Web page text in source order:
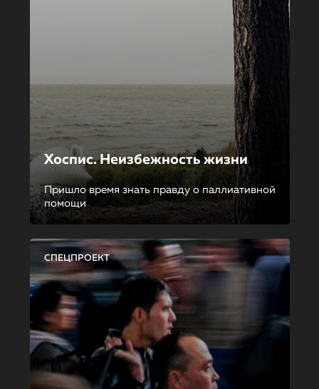
Хоспис. Неизбежность жизни
Пришло время знать правду о паллиативной
помощи
СПЕЦПРОЕКТ